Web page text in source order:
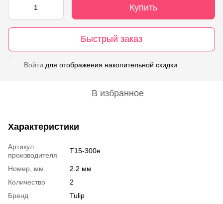
Купить
Быстрый заказ
Войти для отображения накопительной скидки
В избранное
Характеристики
Артикул
производителя
T15-300e
Номер, мм
2.2 мм
Количество
2
Бренд
Tulip